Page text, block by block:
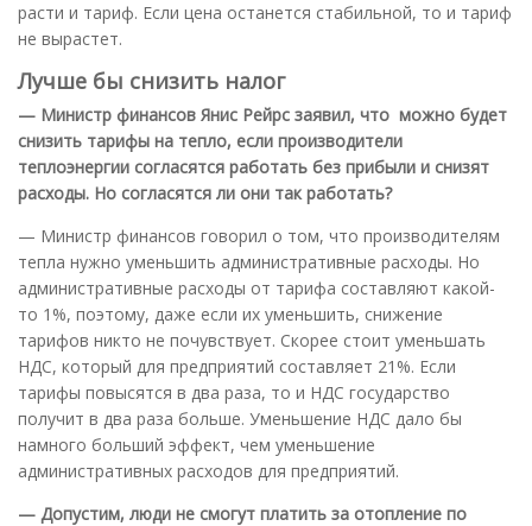
расти и тариф. Если цена останется стабильной, то и тариф
не вырастет.
Лучше бы снизить налог
— Министр финансов Янис Рейрс заявил, что можно будет
снизить тарифы на тепло, если производители
теплоэнергии согласятся работать без прибыли и снизят
расходы. Но согласятся ли они так работать?
— Министр финансов говорил о том, что производителям
тепла нужно уменьшить административные расходы. Но
административные расходы от тарифа составляют какой-
то 1%, поэтому, даже если их уменьшить, снижение
тарифов никто не почувствует. Скорее стоит уменьшать
НДС, который для предприятий составляет 21%. Если
тарифы повысятся в два раза, то и НДС государство
получит в два раза больше. Уменьшение НДС дало бы
намного больший эффект, чем уменьшение
административных расходов для предприятий.
— Допустим, люди не смогут платить за отопление по